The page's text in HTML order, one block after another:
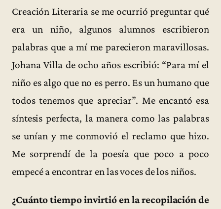
Creación Literaria se me ocurrió preguntar qué
era un niño, algunos alumnos escribieron
palabras que a mí me parecieron maravillosas.
Johana Villa de ocho años escribió: “Para mí el
niño es algo que no es perro. Es un humano que
todos tenemos que apreciar”. Me encantó esa
síntesis perfecta, la manera como las palabras
se unían y me conmovió el reclamo que hizo.
Me sorprendí de la poesía que poco a poco
empecé a encontrar en las voces de los niños.
¿Cuánto tiempo invirtió en la recopilación de